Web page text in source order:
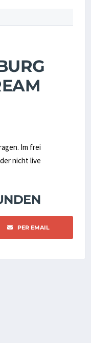
Im frei
nicht live
PER EMAIL